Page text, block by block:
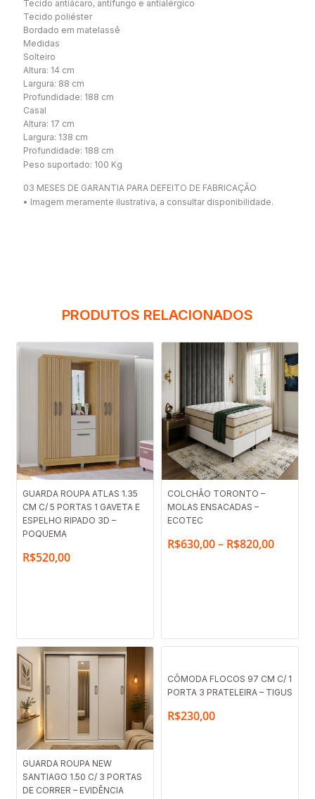
Tecido antiácaro, antifungo e antialérgico
Tecido poliéster
Bordado em matelassê
Medidas
Solteiro
Altura: 14 cm
Largura: 88 cm
Profundidade: 188 cm
Casal
Altura: 17 cm
Largura: 138 cm
Profundidade: 188 cm
Peso suportado: 100 Kg
03 MESES DE GARANTIA PARA DEFEITO DE FABRICAÇÃO
• Imagem meramente ilustrativa, a consultar disponibilidade.
PRODUTOS RELACIONADOS
GUARDA ROUPA ATLAS 1.35
CM C/ 5 PORTAS 1 GAVETA E
ESPELHO RIPADO 3D –
POQUEMA
R$520,00
COLCHÃO TORONTO –
MOLAS ENSACADAS –
ECOTEC
R$630,00– R$820,00
GUARDA ROUPA NEW
SANTIAGO 1.50 C/ 3 PORTAS
DE CORRER – EVIDÊNCIA
de
CÔMODA FLOCOS 97 CM C/ 1
PORTA 3 PRATELEIRA – TIGUS
R$230,00